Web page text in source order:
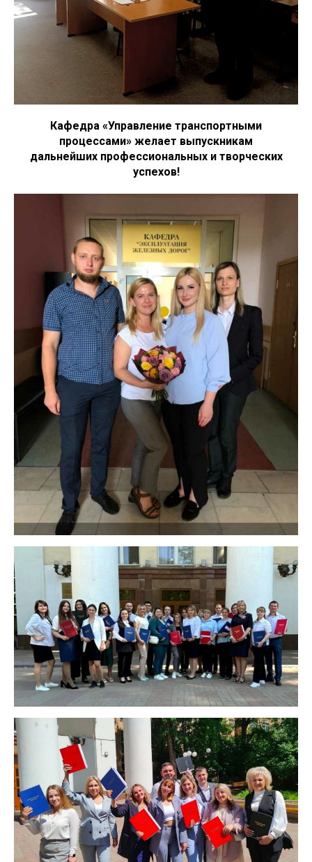
Кафедра «Управление транспортными
процессами» желает выпускникам
дальнейших профессиональных и творческих
успехов!